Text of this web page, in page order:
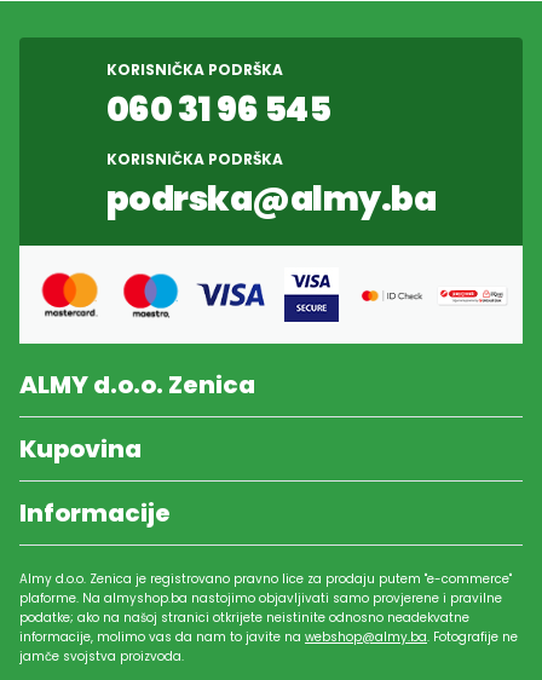
KORISNIČKA PODRŠKA
060 31 96 545
KORISNIČKA PODRŠKA
podrska@almy.ba
ALMY d.o.o. Zenica
Kupovina
Informacije
Almy d.o.o. Zenica je registrovano pravno lice za prodaju putem "e-commerce"
plaforme. Na almyshop.ba nastojimo objavljivati samo provjerene i pravilne
podatke; ako na našoj stranici otkrijete neistinite odnosno neadekvatne
informacije, molimo vas da nam to javite na webshop@almy.ba. Fotografije ne
jamče svojstva proizvoda.